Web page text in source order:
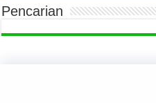
Pencarian